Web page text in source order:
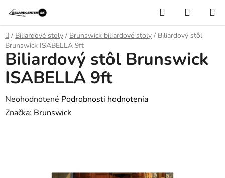
obsah
Hľadať
KOŠÍK
Domov
/ Biliardové stoly / Brunswick biliardové stoly / Biliardový stôl
Brunswick ISABELLA 9ft
Biliardový stôl Brunswick
ISABELLA 9ft
Priemerné
hodnotenie
Neohodnotené Podrobnosti hodnotenia
Značka: Brunswick